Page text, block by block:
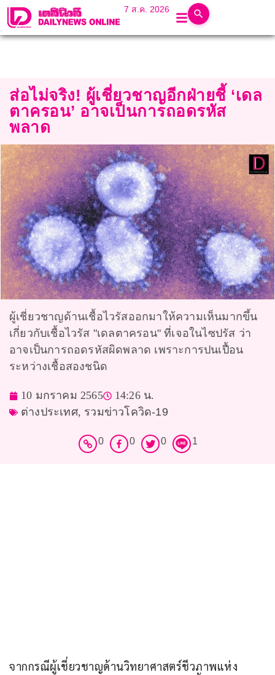
7 ส.ค. 2026
ส่อไม่จริง! ผู้เชี่ยวชาญอีกฝ่ายชี้ ‘เดล
ตาครอน’ อาจเป็นการถอดรหัส
พลาด
ผู้เชี่ยวชาญด้านเชื้อไวรัสออกมาให้ความเห็นมากขึ้น
เกี่ยวกับเชื้อไวรัส "เดลตาครอน" ที่เจอในไซปรัส ว่า
อาจเป็นการถอดรหัสผิดพลาด เพราะการปนเปื้อน
ระหว่างเชื้อสองชนิด
10 มกราคม 2565
14:26 น.
ต่างประเทศ, รวมข่าวโควิด-19
0 0 0 1
จากกรณีผู้เชี่ยวชาญด้านวิทยาศาสตร์ชีวภาพแห่ง